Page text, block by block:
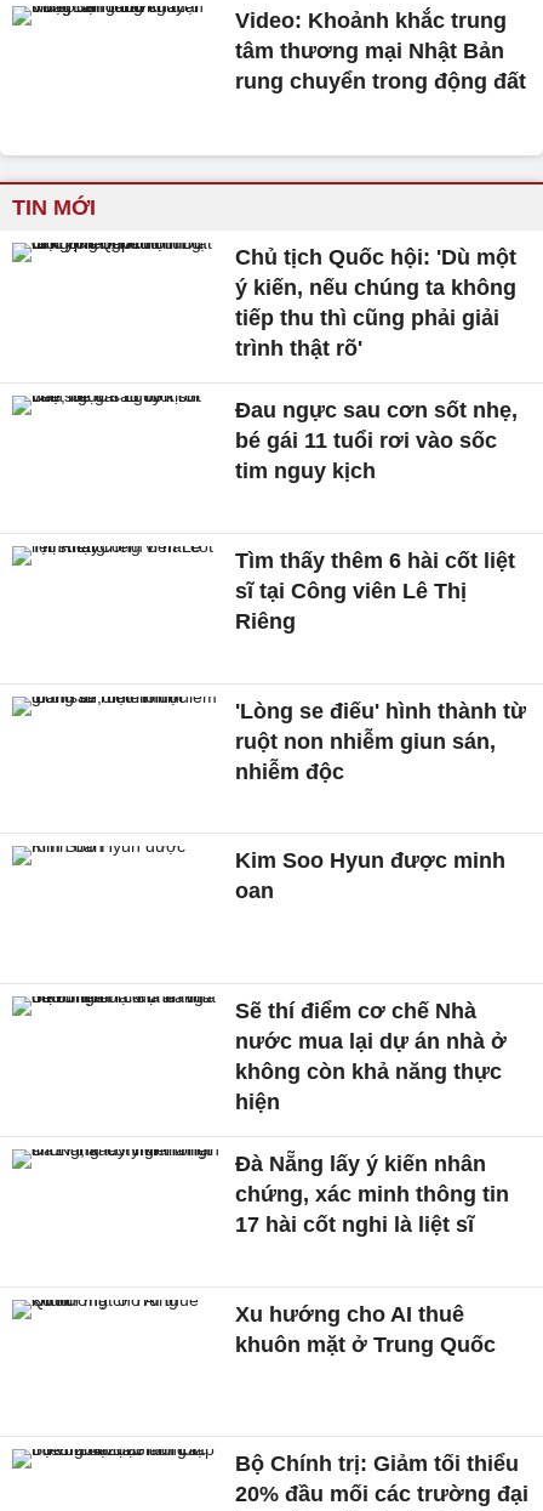
Video: Khoảnh khắc trung
tâm thương mại Nhật Bản
rung chuyển trong động đất
TIN MỚI
Chủ tịch Quốc hội: 'Dù một
ý kiến, nếu chúng ta không
tiếp thu thì cũng phải giải
trình thật rõ'
Đau ngực sau cơn sốt nhẹ,
bé gái 11 tuổi rơi vào sốc
tim nguy kịch
Tìm thấy thêm 6 hài cốt liệt
sĩ tại Công viên Lê Thị
Riêng
'Lòng se điếu' hình thành từ
ruột non nhiễm giun sán,
nhiễm độc
Kim Soo Hyun được minh
oan
Sẽ thí điểm cơ chế Nhà
nước mua lại dự án nhà ở
không còn khả năng thực
hiện
Đà Nẵng lấy ý kiến nhân
chứng, xác minh thông tin
17 hài cốt nghi là liệt sĩ
Xu hướng cho AI thuê
khuôn mặt ở Trung Quốc
Bộ Chính trị: Giảm tối thiểu
20% đầu mối các trường đại